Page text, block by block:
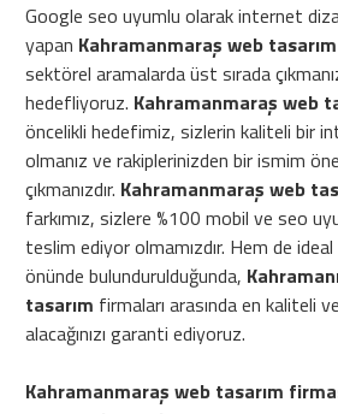
Google seo uyumlu olarak internet
yapan Kahramanmaraş web tasarım
sektörel aramalarda üst sırada
hedefliyoruz. Kahramanmaraş web
öncelikli hedefimiz, sizlerin kaliteli bir
olmanız ve rakiplerinizden bir ismim öne
çıkmanızdır. Kahramanmaraş web
farkımız, sizlere %100 mobil ve seo
teslim ediyor olmamızdır. Hem de
önünde bulundurulduğunda,
tasarım firmaları arasında en kaliteli
alacağınızı garanti ediyoruz.
Kahramanmaraş web tasarım